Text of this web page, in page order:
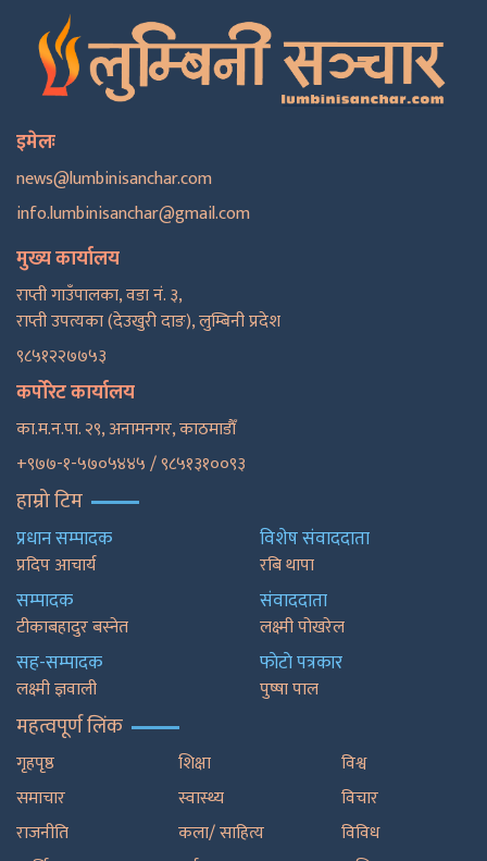
इमेलः
news@lumbinisanchar.com
info.lumbinisanchar@gmail.com
मुख्य कार्यालय
राप्ती गाउँपालका, वडा नं. ३,
राप्ती उपत्यका (देउखुरी दाङ), लुम्बिनी प्रदेश
९८५१२२७७५३
कर्पोरेट कार्यालय
का.म.न.पा. २९, अनामनगर, काठमाडाैँ
+९७७-१-५७०५४४५ / ९८५१३१००९३
हाम्रो टिम
प्रधान सम्पादक
प्रदिप आचार्य
सम्पादक
टीकाबहादुर बस्नेत
सह-सम्पादक
लक्ष्मी ज्ञवाली
विशेष संवाददाता
रबि थापा
संवाददाता
लक्ष्मी पोखरेल
फाेटाे पत्रकार
पुष्षा पाल
महत्वपूर्ण लिंक
गृहपृष्ठ
समाचार
राजनीति
शिक्षा
स्वास्थ्य
कला/ साहित्य
विश्व
विचार
विविध